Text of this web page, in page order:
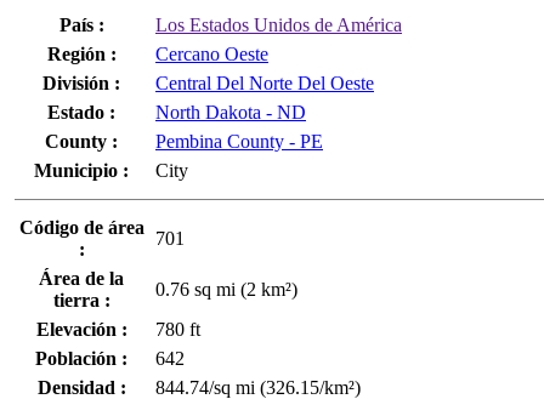
País :
Los Estados Unidos de América
Región :
Cercano Oeste
División :
Central Del Norte Del Oeste
Estado :
North Dakota - ND
County :
Pembina County - PE
Municipio :
City
Código de área
:
701
Área de la
tierra :
0.76 sq mi (2 km²)
Elevación :
780 ft
Población :
642
Densidad :
844.74/sq mi (326.15/km²)